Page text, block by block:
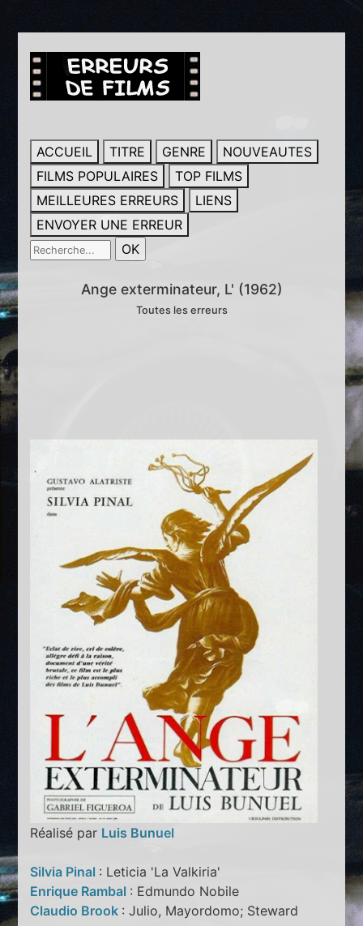
ACCUEIL TITRE GENRE
NOUVEAUTES
FILMS POPULAIRES
TOP FILMS
MEILLEURES ERREURS
LIENS
ENVOYER UNE ERREUR
Ange exterminateur, L' (1962)
Toutes les erreurs
Réalisé par Luis Bunuel
Silvia Pinal : Leticia 'La Valkiria'
Enrique Rambal : Edmundo Nobile
Claudio Brook : Julio, Mayordomo; Steward